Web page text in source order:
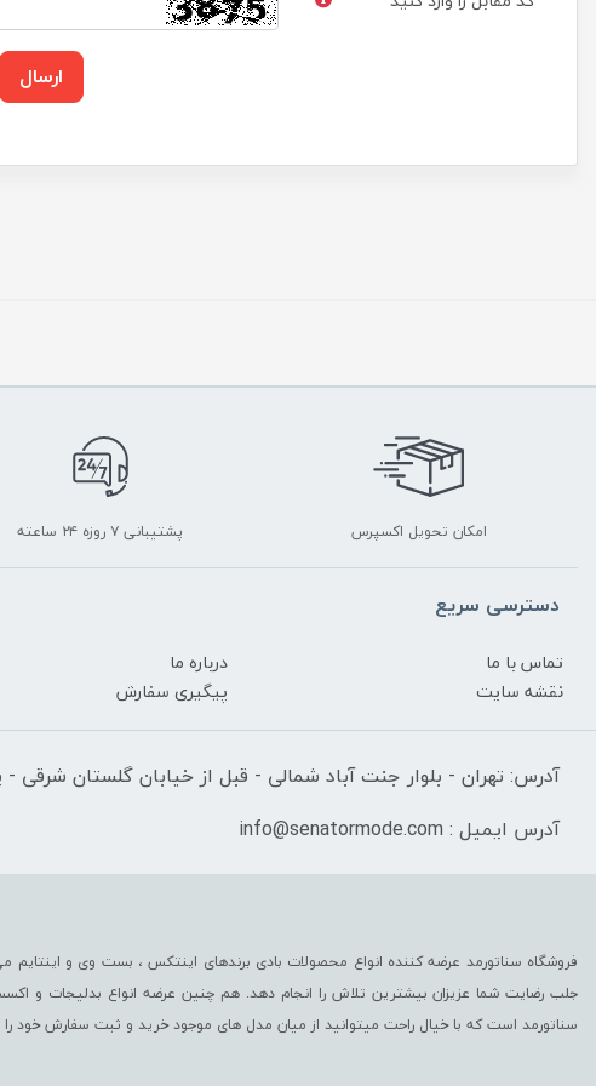
ارسال
امکان تحویل اکسپرس پشتیبانی ۷ روزه ۲۴ ساعته
دسترسی سریع
تماس با ما درباره ما
نقشه سایت
پیگیری سفارش
آدرس: تهران - بلوار جنت آباد شمالی - قبل از خیابان گلستان شرقی -
آدرس ایمیل : info@senatormode.com
فروشگاه سناتورمد عرضه کننده انواع محصولات بادی برندهای اینتکس ، بست وی و اینتایم
جلب رضایت شما عزیزان بیشترین تلاش را انجام دهد. هم چنین عرضه انواع بدلیجات و
سناتورمد است که با خیال راحت میتوانید از میان مدل های موجود خرید و ثبت سفارش خود را